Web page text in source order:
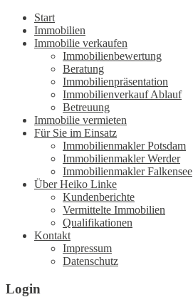
Start
Immobilien
Immobilie verkaufen
Immobilienbewertung
Beratung
Immobilienpräsentation
Immobilienverkauf Ablauf
Betreuung
Immobilie vermieten
Für Sie im Einsatz
Immobilienmakler Potsdam
Immobilienmakler Werder
Immobilienmakler Falkensee
Über Heiko Linke
Kundenberichte
Vermittelte Immobilien
Qualifikationen
Kontakt
Impressum
Datenschutz
Login